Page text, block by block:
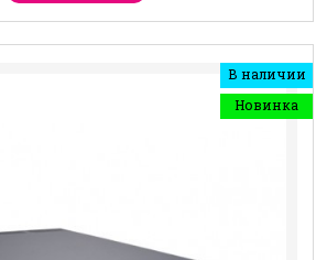
В наличии
Новинка